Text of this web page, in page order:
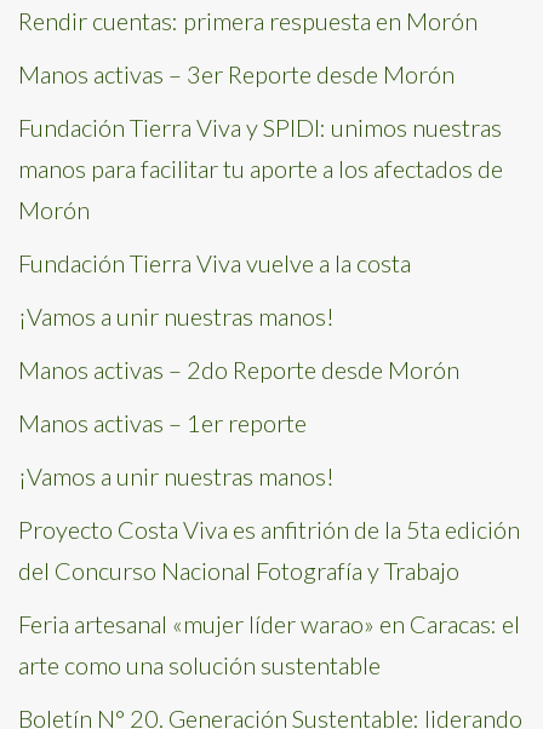
Rendir cuentas: primera respuesta en Morón
Manos activas – 3er Reporte desde Morón
Fundación Tierra Viva y SPIDI: unimos nuestras
manos para facilitar tu aporte a los afectados de
Morón
Fundación Tierra Viva vuelve a la costa
¡Vamos a unir nuestras manos!
Manos activas – 2do Reporte desde Morón
Manos activas – 1er reporte
¡Vamos a unir nuestras manos!
Proyecto Costa Viva es anfitrión de la 5ta edición
del Concurso Nacional Fotografía y Trabajo
Feria artesanal «mujer líder warao» en Caracas: el
arte como una solución sustentable
Boletín N° 20. Generación Sustentable: liderando